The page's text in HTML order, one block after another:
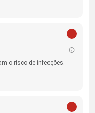
o risco de infecções.